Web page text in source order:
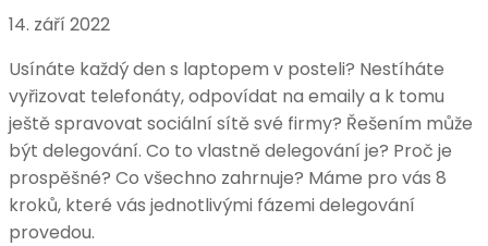
14. září 2022
Usínáte každý den s laptopem v posteli? Nestíháte
vyřizovat telefonáty, odpovídat na emaily a k tomu
ještě spravovat sociální sítě své firmy? Řešením může
být delegování. Co to vlastně delegování je? Proč je
prospěšné? Co všechno zahrnuje? Máme pro vás 8
kroků, které vás jednotlivými fázemi delegování
provedou.